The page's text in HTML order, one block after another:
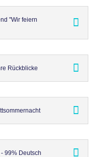
"Wir feiern
Rückblicke
99% Deutsch